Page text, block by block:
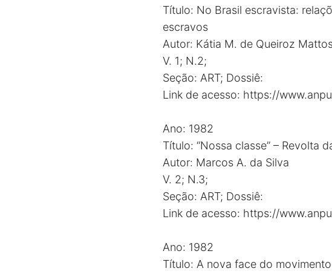
Título: No Brasil escravista:
escravos
Autor: Kátia M. de Queiroz
V. 1; N.2;
Seção: ART; Dossiê:
Link de acesso: https://
Ano: 1982
Título: “Nossa classe” – Revolta
Autor: Marcos A. da Silva
V. 2; N.3;
Seção: ART; Dossiê:
Link de acesso: https://
Ano: 1982
Título: A nova face do